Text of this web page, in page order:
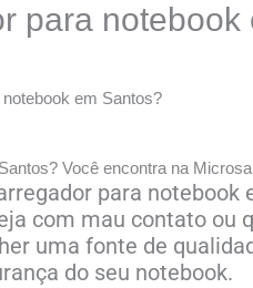
para notebook
em Santos?
Você encontra na
para
com mau contato ou
uma fonte de
do seu notebook.